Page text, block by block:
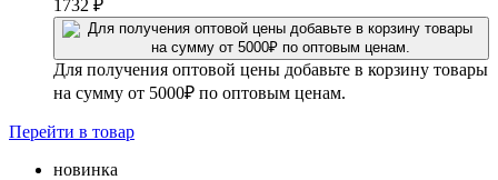
1732 ₽
Для получения оптовой цены добавьте в корзину товары
на сумму от 5000₽ по оптовым ценам.
Перейти в товар
новинка